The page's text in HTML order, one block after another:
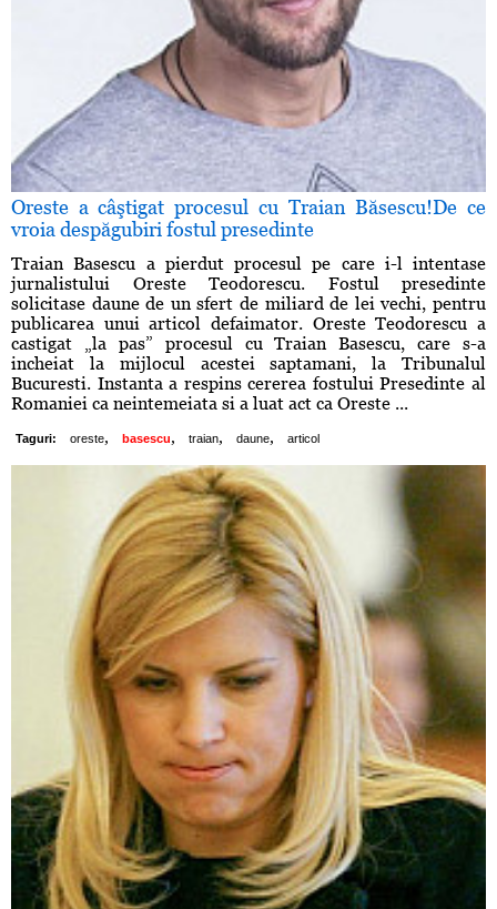
Oreste a câştigat procesul cu Traian Băsescu!De ce
vroia despăgubiri fostul presedinte
Traian Basescu a pierdut procesul pe care i-l intentase
jurnalistului Oreste Teodorescu. Fostul presedinte
solicitase daune de un sfert de miliard de lei vechi, pentru
publicarea unui articol defaimator. Oreste Teodorescu a
castigat „la pas” procesul cu Traian Basescu, care s-a
incheiat la mijlocul acestei saptamani, la Tribunalul
Bucuresti. Instanta a respins cererea fostului Presedinte al
Romaniei ca neintemeiata si a luat act ca Oreste ...
Taguri: oreste, basescu, traian, daune, articol